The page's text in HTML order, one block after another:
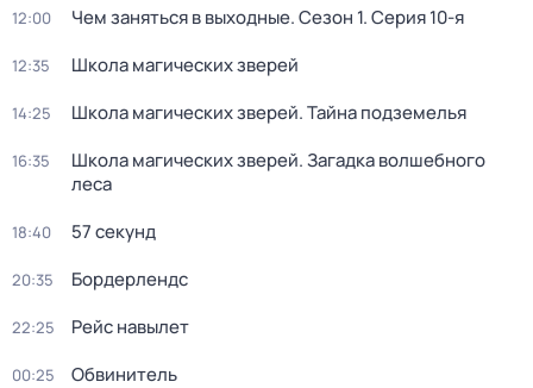
12:00 Чем заняться в выходные. Сезон 1. Серия 10-я
12:35 Школа магических зверей
14:25 Школа магических зверей. Тайна подземелья
16:35
Школа магических зверей. Загадка волшебного
леса
18:40 57 секунд
20:35 Бордерлендс
22:25 Рейс навылет
00:25 Обвинитель